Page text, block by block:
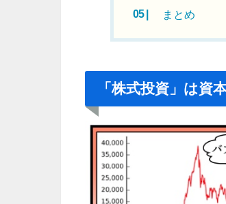
まとめ
「株式投資」は資